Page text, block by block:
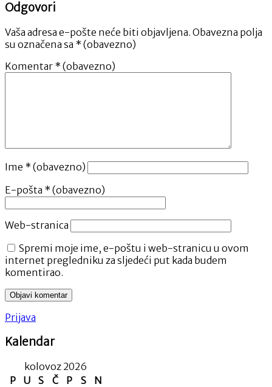
Odgovori
Vaša adresa e-pošte neće biti objavljena. Obavezna polja
su označena sa * (obavezno)
Komentar * (obavezno)
Ime * (obavezno)
E-pošta * (obavezno)
Web-stranica
Spremi moje ime, e-poštu i web-stranicu u ovom
internet pregledniku za sljedeći put kada budem
komentirao.
Prijava
Kalendar
kolovoz 2026
P
U S Č P S
N